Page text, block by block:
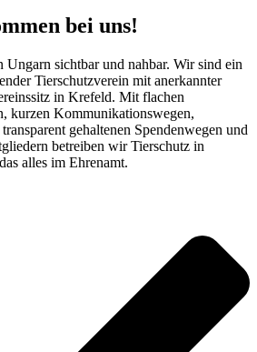
bei uns!
Ungarn sichtbar und nahbar. Wir sind ein
Tierschutzverein mit anerkannter
in Krefeld. Mit flachen
kurzen Kommunikationswegen,
gehaltenen Spendenwegen und
betreiben wir Tierschutz in
alles im Ehrenamt.